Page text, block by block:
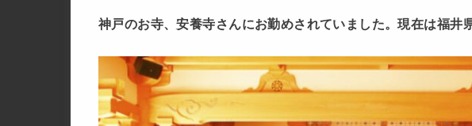
神戸のお寺、安養寺さんにお勤めされていました。現在は福井